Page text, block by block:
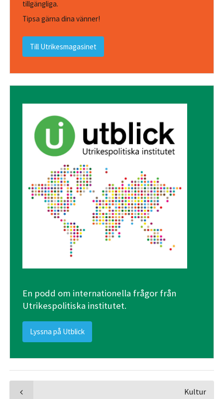
tillgängliga.
Tipsa gärna dina vänner!
Till Utrikesmagasinet
En podd om internationella frågor från
Utrikespolitiska institutet.
Lyssna på Utblick
Kultur